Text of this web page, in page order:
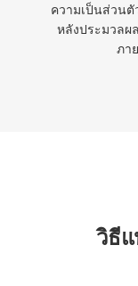
ความเป็นส่วน
หลังประมวลผ
ภา
วิธีแ